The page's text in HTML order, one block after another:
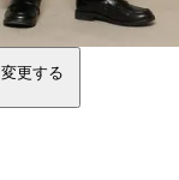
変更する